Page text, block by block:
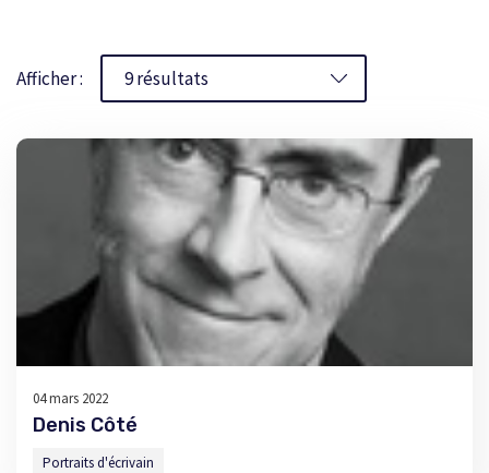
Afficher :
04 mars 2022
Denis Côté
Portraits d'écrivain